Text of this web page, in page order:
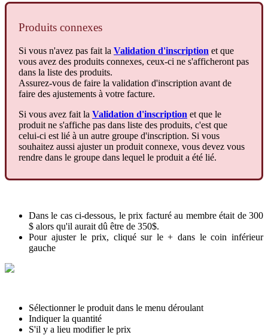
Produits connexes
Si vous n'avez pas fait la Validation d'inscription et que
vous avez des produits connexes, ceux-ci ne s'afficheront pas
dans la liste des produits.
Assurez-vous de faire la validation d'inscription avant de
faire des ajustements à votre facture.
Si vous avez fait la Validation d'inscription et que le
produit ne s'affiche pas dans liste des produits, c'est que
celui-ci est lié à un autre groupe d'inscription. Si vous
souhaitez aussi ajuster un produit connexe, vous devez vous
rendre dans le groupe dans lequel le produit a été lié.
Dans le cas ci-dessous, le prix facturé au membre était de 300
$ alors qu'il aurait dû être de 350$.
Pour ajuster le prix, cliqué sur le + dans le coin inférieur
gauche
Sélectionner le produit dans le menu déroulant
Indiquer la quantité
S'il y a lieu modifier le prix